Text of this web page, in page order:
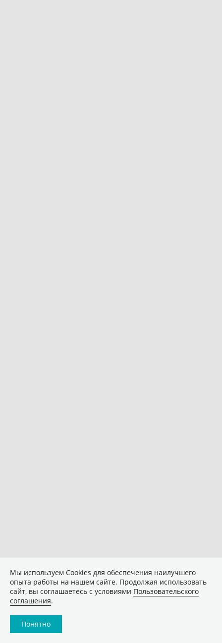
Мы используем Сookies для обеспечения наилучшего
опыта работы на нашем сайте. Продолжая использовать
сайт, вы соглашаетесь с условиями Пользовательского
соглашения.
Понятно